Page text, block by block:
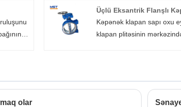
soyuq havası və ya isti
olan tozda istifadə olunur.
Üçlü Eksantrik Flanşlı
Kəpənək klapan sapı oxu
klapan plitəsinin
adlanan müəyyən bir
flanşlı bağlantı klapanı
olar